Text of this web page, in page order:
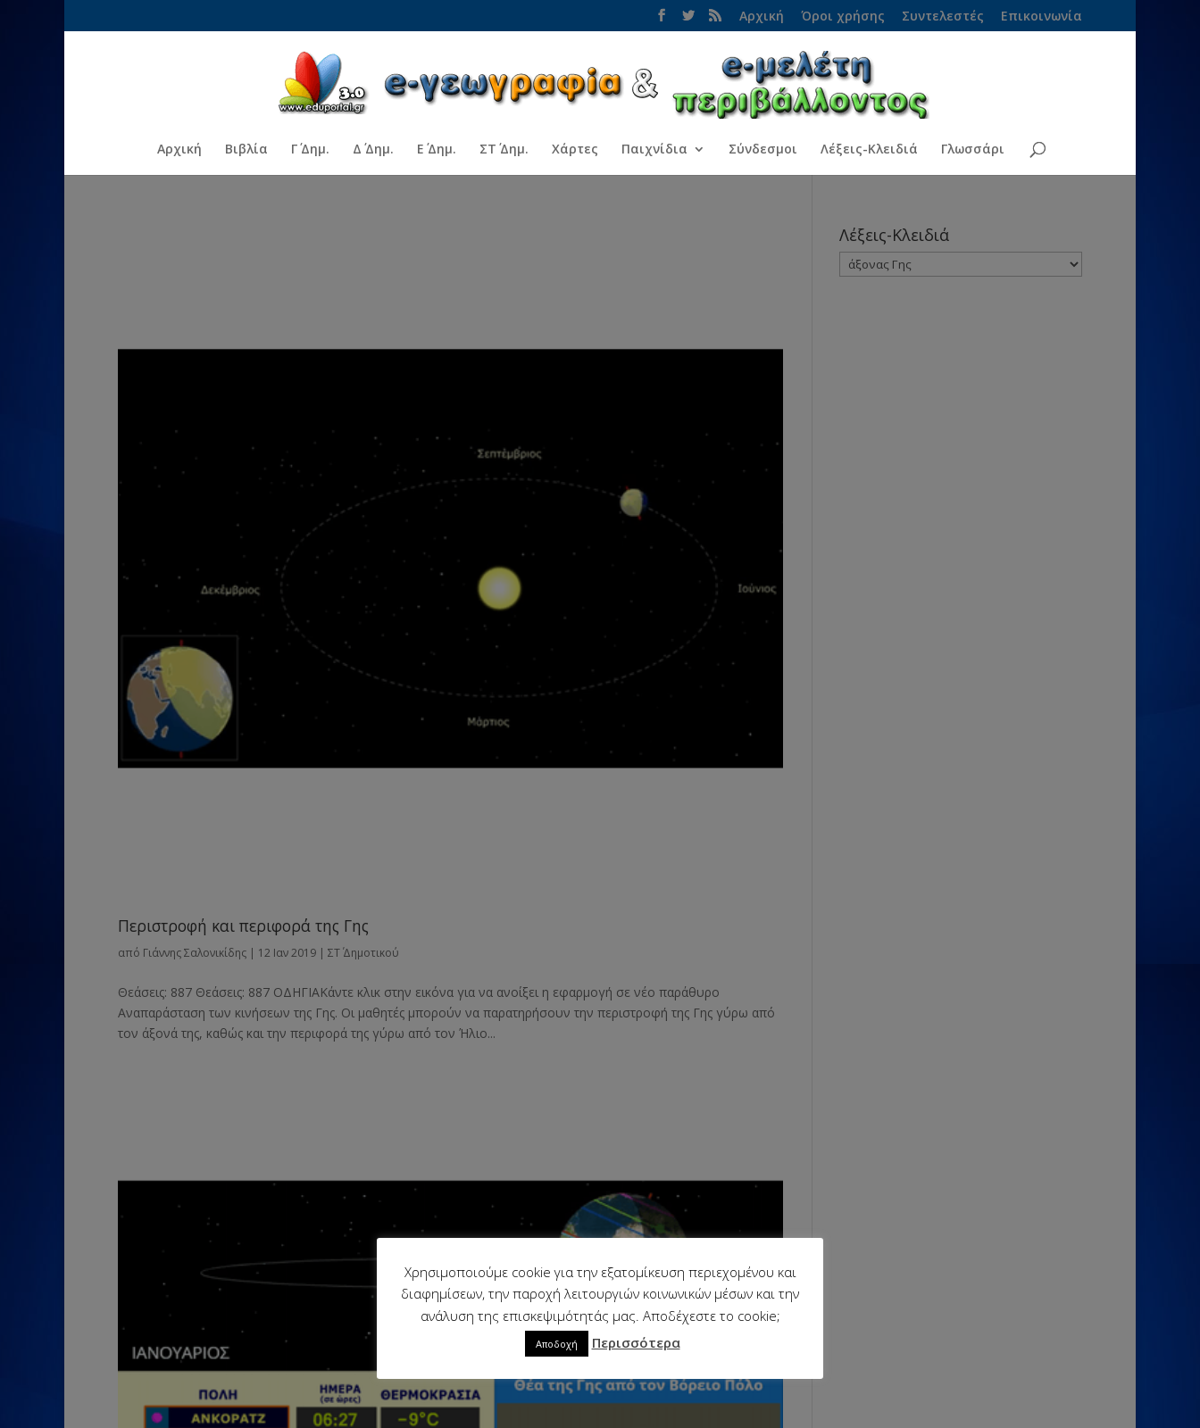
Αρχική Όροι χρήσης Συντελεστές Επικοινωνία
Αρχική Βιβλία Γ΄ Δημ. Δ΄ Δημ. Ε΄ Δημ. ΣΤ΄ Δημ. Χάρτες Παιχνίδια Σύνδεσμοι Λέξεις-Κλειδιά Γλωσσάρι
Περιστροφή και περιφορά της Γης
από Γιάννης Σαλονικίδης | 12 Ιαν 2019 | ΣΤ΄ Δημοτικού
Θεάσεις: 887 Θεάσεις: 887 ΟΔΗΓΙΑΚάντε κλικ στην εικόνα για να ανοίξει η εφαρμογή σε νέο παράθυρο
Αναπαράσταση των κινήσεων της Γης. Οι μαθητές μπορούν να παρατηρήσουν την περιστροφή της Γης γύρω από
τον άξονά της, καθώς και την περιφορά της γύρω από τον Ήλιο...
Λέξεις-Κλειδιά
Χρησιμοποιούμε cookie για την εξατομίκευση περιεχομένου και
διαφημίσεων, την παροχή λειτουργιών κοινωνικών μέσων και την
ανάλυση της επισκεψιμότητάς μας. Αποδέχεστε το cookie;
Αποδοχή Περισσότερα